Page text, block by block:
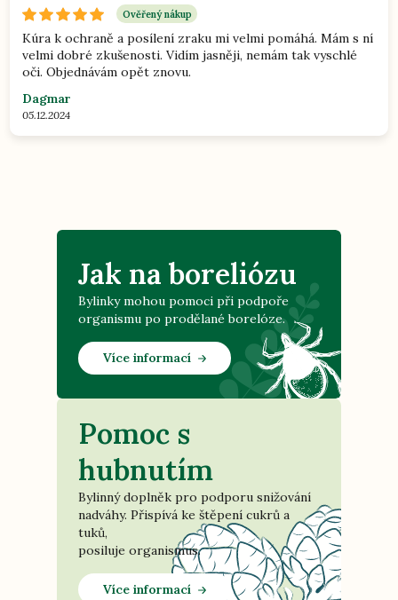
Jak na boreliózu
Bylinky mohou pomoci při podpoře
organismu po prodělané borelóze.
Více informací
Pomoc s
hubnutím
Bylinný doplněk pro podporu snižování
nadváhy. Přispívá ke štěpení cukrů a
tuků,
posiluje organismus.
Více informací
Ověřený nákup
Kúra k ochraně a posílení zraku mi velmi pomáhá. Mám s ní
velmi dobré zkušenosti. Vidím jasněji, nemám tak vyschlé
oči. Objednávám opět znovu.
Dagmar
05.12.2024